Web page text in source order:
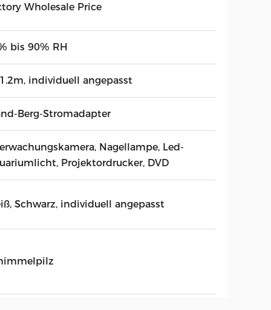
Wholesale Price
bis 90% RH
individuell angepasst
Berg-Stromadapter
Nagellampe, Led-
Projektordrucker, DVD
Schwarz, individuell angepasst